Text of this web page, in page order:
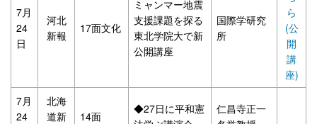
7月
24
日
河北
新報
17面文化
ミャンマー地震
支援課題を探る
東北学院大で新
公開講座
国際学研究
所
ら
(公
開
講
座)
7月
24
北海
道新
14面
◆27日に平和憲
仁昌寺正一